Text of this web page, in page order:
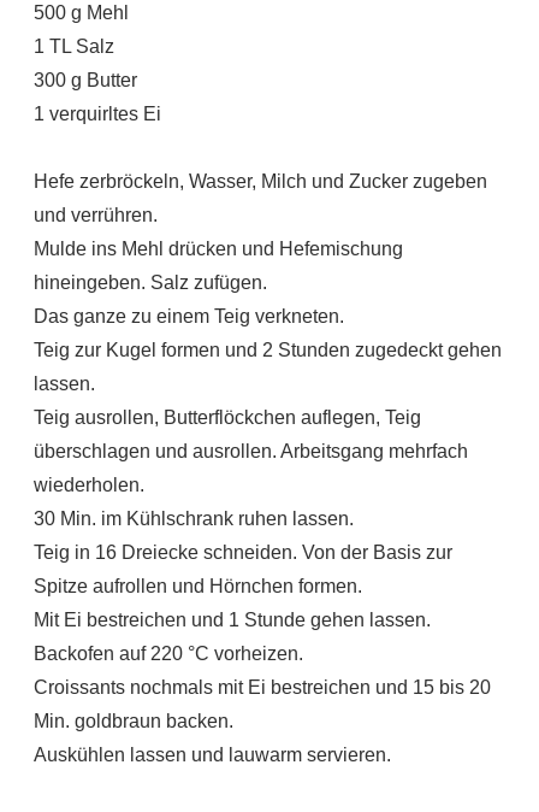
500 g Mehl
1 TL Salz
300 g Butter
1 verquirltes Ei
Hefe zerbröckeln, Wasser, Milch und Zucker zugeben
und verrühren.
Mulde ins Mehl drücken und Hefemischung
hineingeben. Salz zufügen.
Das ganze zu einem Teig verkneten.
Teig zur Kugel formen und 2 Stunden zugedeckt gehen
lassen.
Teig ausrollen, Butterflöckchen auflegen, Teig
überschlagen und ausrollen. Arbeitsgang mehrfach
wiederholen.
30 Min. im Kühlschrank ruhen lassen.
Teig in 16 Dreiecke schneiden. Von der Basis zur
Spitze aufrollen und Hörnchen formen.
Mit Ei bestreichen und 1 Stunde gehen lassen.
Backofen auf 220 °C vorheizen.
Croissants nochmals mit Ei bestreichen und 15 bis 20
Min. goldbraun backen.
Auskühlen lassen und lauwarm servieren.